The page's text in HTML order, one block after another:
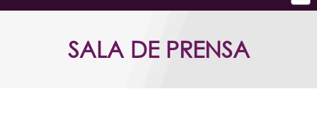
Conoce la UTP
SALA DE PRENSA